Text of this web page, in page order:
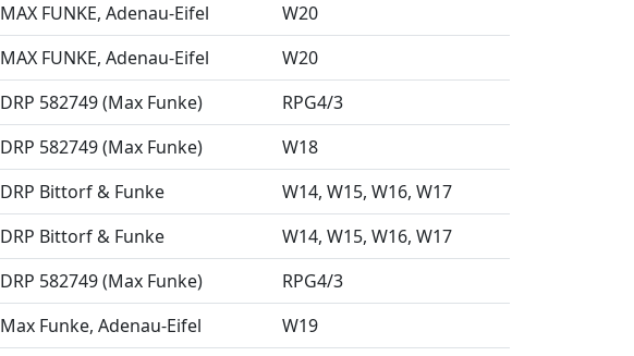
MAX FUNKE, Adenau-Eifel
W20
MAX FUNKE, Adenau-Eifel
W20
DRP 582749 (Max Funke)
RPG4/3
DRP 582749 (Max Funke)
W18
DRP Bittorf & Funke W14 W15 W16 W17
DRP Bittorf & Funke W14 W15 W16 W17
DRP 582749 (Max Funke)
RPG4/3
Max Funke, Adenau-Eifel
W19